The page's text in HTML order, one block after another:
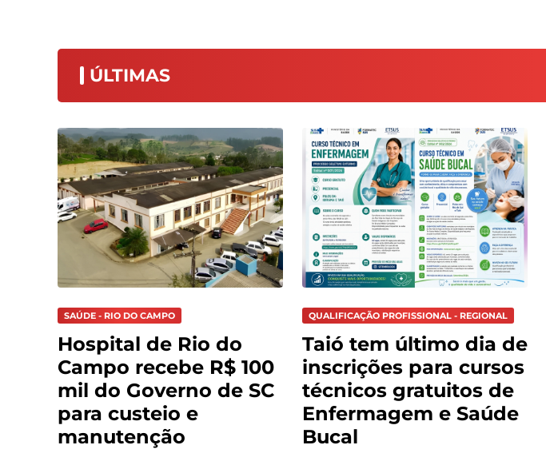
ÚLTIMAS
SAÚDE - RIO DO CAMPO
Hospital de Rio do
Campo recebe R$ 100
mil do Governo de SC
para custeio e
manutenção
QUALIFICAÇÃO PROFISSIONAL - REGIONAL
Taió tem último dia de
inscrições para cursos
técnicos gratuitos de
Enfermagem e Saúde
Bucal